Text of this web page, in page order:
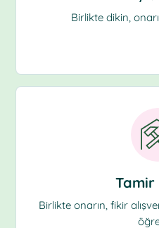
Birlikte dikin,
Birlikte onarın, fikir